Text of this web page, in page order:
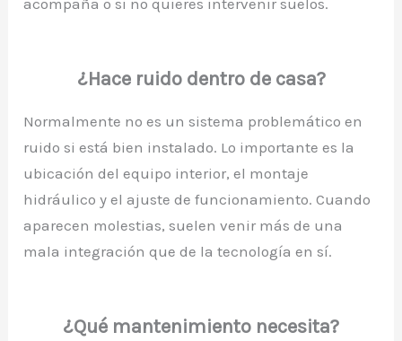
¿Hace ruido dentro de casa?
Normalmente no es un sistema problemático en
ruido si está bien instalado. Lo importante es la
ubicación del equipo interior, el montaje
hidráulico y el ajuste de funcionamiento. Cuando
aparecen molestias, suelen venir más de una
mala integración que de la tecnología en sí.
¿Qué mantenimiento necesita?